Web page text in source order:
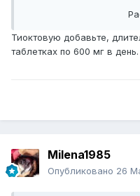
Тиоктовую добавьте,
таблетках по 600 мг в день.
Milena1985
Опубликовано 26